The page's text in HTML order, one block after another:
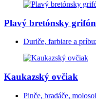
Plavý bretónsky grifón
Duriče, farbiare a
Kaukazský ovčiak
Pinče, bradáče,